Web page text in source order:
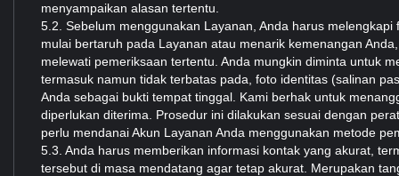
menyampaikan alasan tertentu.
5.2. Sebelum menggunakan Layanan, Anda harus
mulai bertaruh pada Layanan atau menarik kemenangan
melewati pemeriksaan tertentu. Anda mungkin diminta untuk
termasuk namun tidak terbatas pada, foto identitas (salinan
Anda sebagai bukti tempat tinggal. Kami berhak untuk
diperlukan diterima. Prosedur ini dilakukan sesuai dengan
perlu mendanai Akun Layanan Anda menggunakan metode
5.3. Anda harus memberikan informasi kontak yang akurat,
tersebut di masa mendatang agar tetap akurat. Merupakan